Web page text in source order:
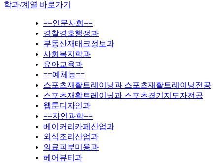
학과/계열 바로가기
==인문사회==
경찰경호행정과
부동산재태크정보과
사회복지학과
유아교육과
==예체능==
스포츠재활트레이닝과 스포츠재활트레이닝전공
스포츠재활트레이닝과 스포츠경기지도자전공
웹툰디자인과
==자연과학==
베이커리카페산업과
외식조리산업과
의료피부미용과
헤어뷰티과